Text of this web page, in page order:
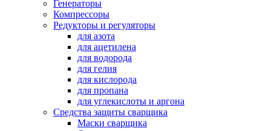
Генераторы
Компрессоры
Редукторы и регуляторы
для азота
для ацетилена
для водорода
для гелия
для кислорода
для пропана
для углекислоты и аргона
Средства защиты сварщика
Маски сварщика